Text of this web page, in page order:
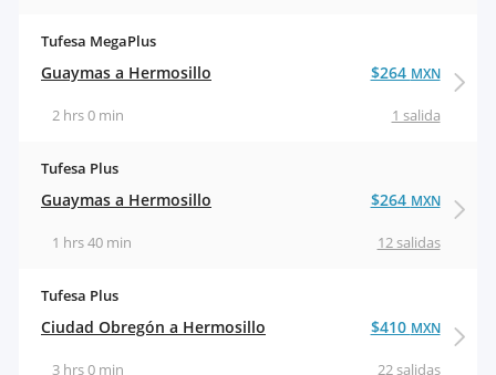
Tufesa MegaPlus
Guaymas a Hermosillo
1 salida
2 hrs 0 min
$264 MXN
Tufesa Plus
Guaymas a Hermosillo
12 salidas
1 hrs 40 min
$264 MXN
Tufesa Plus
Ciudad Obregón a Hermosillo
22 salidas
3 hrs 0 min
$410 MXN